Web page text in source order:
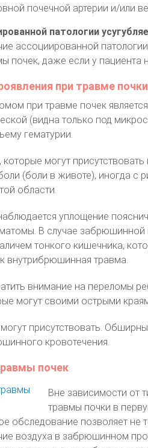
почечной артерии и/или
патологии
ассоциированной
почек, даже если у пациента
при травме почки
при травме почек
(видна только под
гематурии.
которые могут
(боли в животе), иногда с
области.
уплощение
В случае
тонкого кишечника,
внутрибрюшинная травма.
внимание на переломы
могут своими острыми
присутствовать.
кровотечения.
почек
Вне зависимости от
травмы почки в
обследование позволяет не
воздуха в забрюшинном